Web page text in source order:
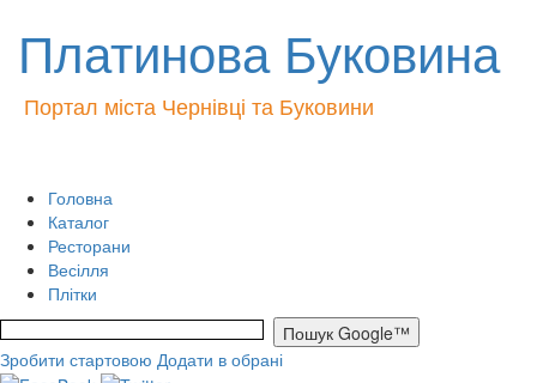
Платинова Буковина
Портал міста Чернівці та Буковини
Головна
Каталог
Ресторани
Весілля
Плітки
Зробити стартовою Додати в обрані